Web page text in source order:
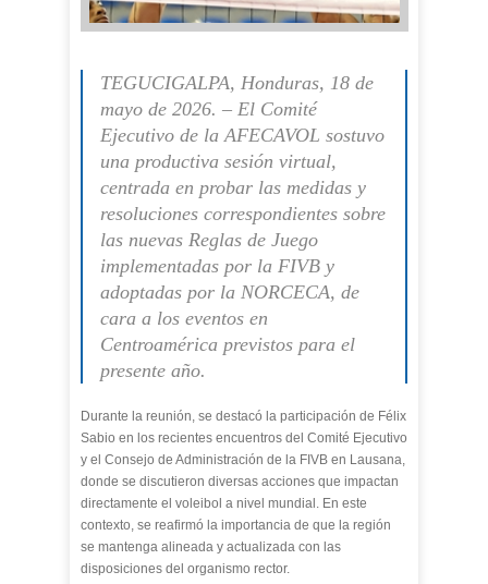
TEGUCIGALPA, Honduras, 18 de
mayo de 2026. – El Comité
Ejecutivo de la AFECAVOL sostuvo
una productiva sesión virtual,
centrada en probar las medidas y
resoluciones correspondientes sobre
las nuevas Reglas de Juego
implementadas por la FIVB y
adoptadas por la NORCECA, de
cara a los eventos en
Centroamérica previstos para el
presente año.
Durante la reunión, se destacó la participación de Félix
Sabio en los recientes encuentros del Comité Ejecutivo
y el Consejo de Administración de la FIVB en Lausana,
donde se discutieron diversas acciones que impactan
directamente el voleibol a nivel mundial. En este
contexto, se reafirmó la importancia de que la región
se mantenga alineada y actualizada con las
disposiciones del organismo rector.